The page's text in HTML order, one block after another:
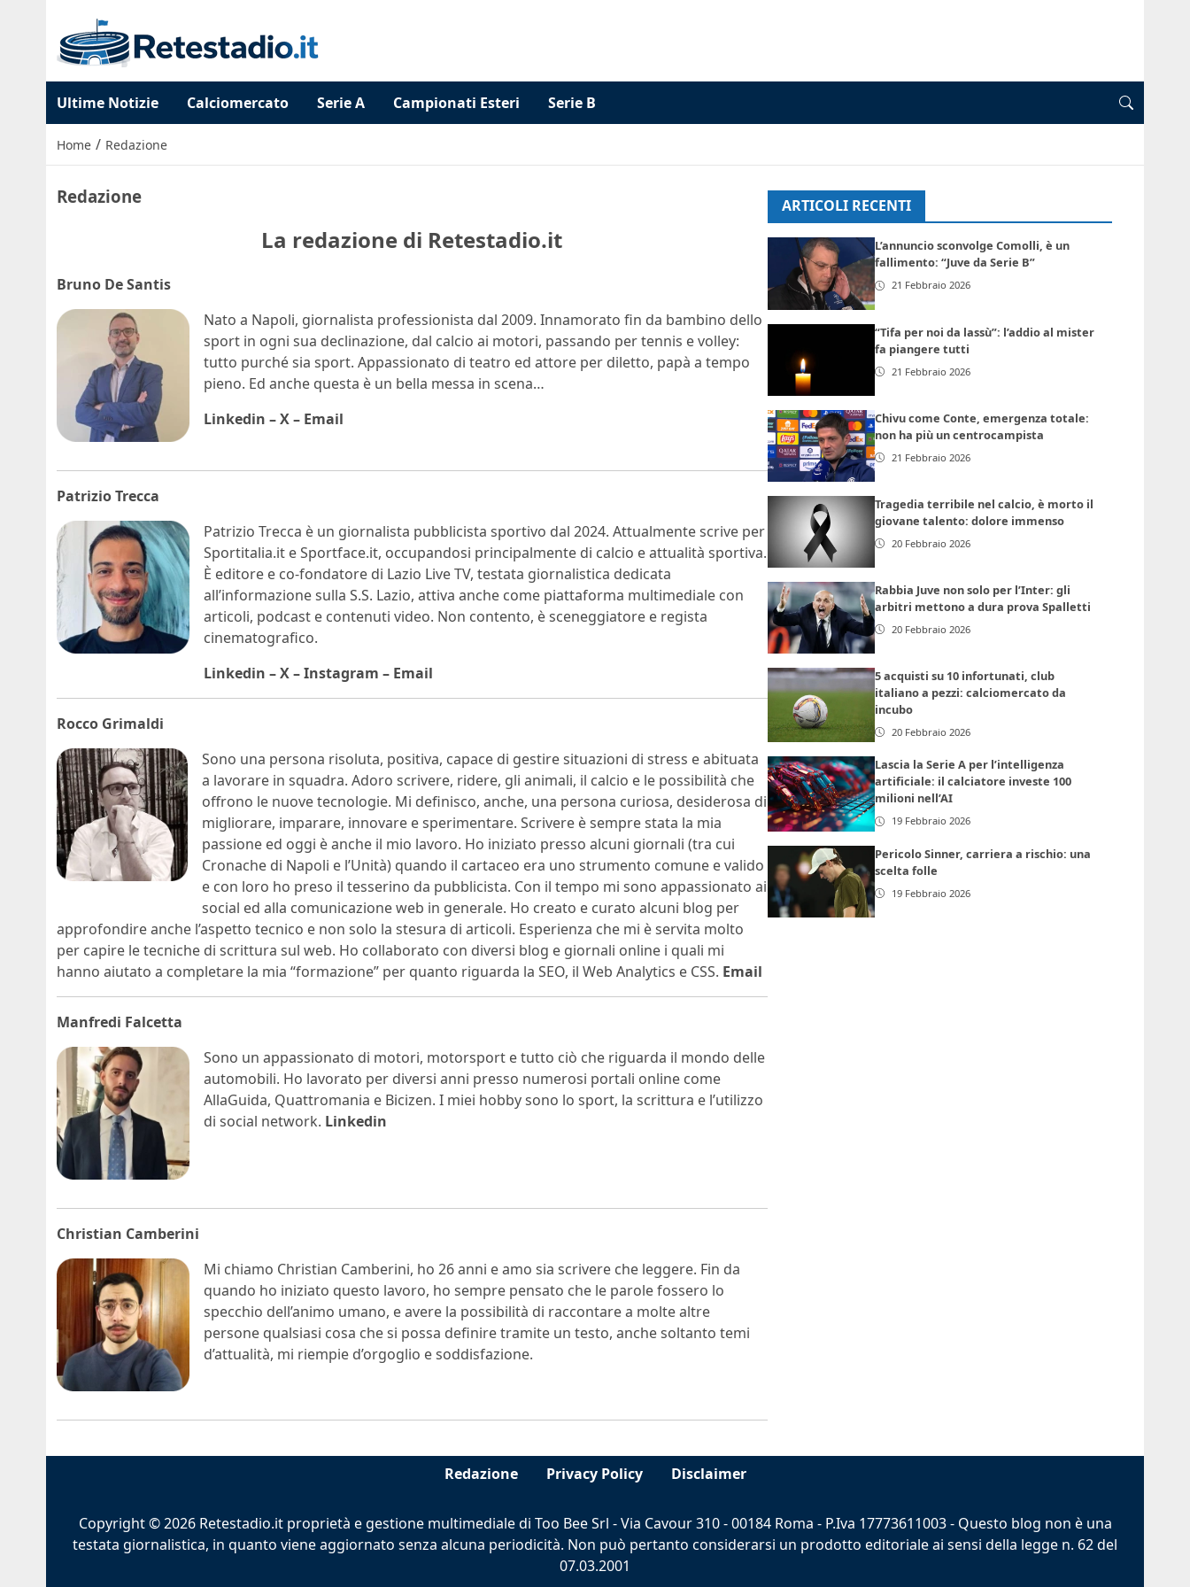
Ultime Notizie Calciomercato Serie A Campionati Esteri Serie B
Home / Redazione
Redazione
La redazione di Retestadio.it
Bruno De Santis
Nato a Napoli, giornalista professionista dal 2009. Innamorato fin da bambino dello
sport in ogni sua declinazione, dal calcio ai motori, passando per tennis e volley:
tutto purché sia sport. Appassionato di teatro ed attore per diletto, papà a tempo
pieno. Ed anche questa è un bella messa in scena…
Linkedin –X– Email
Patrizio Trecca
Patrizio Trecca è un giornalista pubblicista sportivo dal 2024. Attualmente scrive per
Sportitalia.it e Sportface.it, occupandosi principalmente di calcio e attualità sportiva.
È editore e co-fondatore di Lazio Live TV, testata giornalistica dedicata
all’informazione sulla S.S. Lazio, attiva anche come piattaforma multimediale con
articoli, podcast e contenuti video. Non contento, è sceneggiatore e regista
cinematografico.
Linkedin –X–Instagram – Email
Rocco Grimaldi
Sono una persona risoluta, positiva, capace di gestire situazioni di stress e abituata
a lavorare in squadra. Adoro scrivere, ridere, gli animali, il calcio e le possibilità che
offrono le nuove tecnologie. Mi definisco, anche, una persona curiosa, desiderosa di
migliorare, imparare, innovare e sperimentare. Scrivere è sempre stata la mia
passione ed oggi è anche il mio lavoro. Ho iniziato presso alcuni giornali (tra cui
Cronache di Napoli e l’Unità) quando il cartaceo era uno strumento comune e valido
e con loro ho preso il tesserino da pubblicista. Con il tempo mi sono appassionato ai
social ed alla comunicazione web in generale. Ho creato e curato alcuni blog per
approfondire anche l’aspetto tecnico e non solo la stesura di articoli. Esperienza che mi è servita molto
per capire le tecniche di scrittura sul web. Ho collaborato con diversi blog e giornali online i quali mi
hanno aiutato a completare la mia “formazione” per quanto riguarda la SEO, il Web Analytics e CSS. Email
Manfredi Falcetta
Sono un appassionato di motori, motorsport e tutto ciò che riguarda il mondo delle
automobili. Ho lavorato per diversi anni presso numerosi portali online come
AllaGuida, Quattromania e Bicizen. I miei hobby sono lo sport, la scrittura e l’utilizzo
di social network. Linkedin
Christian Camberini
Mi chiamo Christian Camberini, ho 26 anni e amo sia scrivere che leggere. Fin da
quando ho iniziato questo lavoro, ho sempre pensato che le parole fossero lo
specchio dell’animo umano, e avere la possibilità di raccontare a molte altre
persone qualsiasi cosa che si possa definire tramite un testo, anche soltanto temi
d’attualità, mi riempie d’orgoglio e soddisfazione.
ARTICOLI RECENTI
L’annuncio sconvolge Comolli, è un
fallimento: “Juve da Serie B”
21 Febbraio 2026
“Tifa per noi da lassù”: l’addio al mister
fa piangere tutti
21 Febbraio 2026
Chivu come Conte, emergenza totale:
non ha più un centrocampista
21 Febbraio 2026
Tragedia terribile nel calcio, è morto il
giovane talento: dolore immenso
20 Febbraio 2026
Rabbia Juve non solo per l’Inter: gli
arbitri mettono a dura prova Spalletti
20 Febbraio 2026
5 acquisti su 10 infortunati, club
italiano a pezzi: calciomercato da
incubo
20 Febbraio 2026
Lascia la Serie A per l’intelligenza
artificiale: il calciatore investe 100
milioni nell’AI
19 Febbraio 2026
Pericolo Sinner, carriera a rischio: una
scelta folle
19 Febbraio 2026
Redazione Privacy Policy Disclaimer
Copyright © 2026 Retestadio.it proprietà e gestione multimediale di Too Bee Srl - Via Cavour 310 - 00184 Roma - P.Iva 17773611003 - Questo blog non è una
testata giornalistica, in quanto viene aggiornato senza alcuna periodicità. Non può pertanto considerarsi un prodotto editoriale ai sensi della legge n. 62 del
07.03.2001